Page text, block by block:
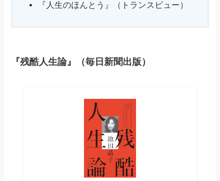
『人生のほんとう』（トランスビュー）
『残酷人生論』（毎日新聞出版）